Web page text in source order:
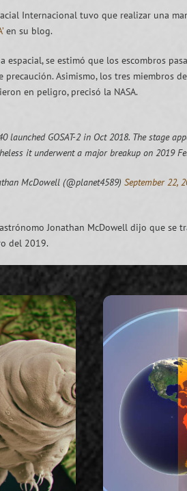
Internacional tuvo que realizar una
en su blog.
espacial, se estimó que los escombros
precaución. Asimismo, los tres miembros
en peligro, precisó la NASA.
launched GOSAT-2 in Oct 2018. The stage
it underwent a major breakup on 2019
McDowell (@planet4589) September 22,
Jonathan McDowell dijo que se
del 2019.